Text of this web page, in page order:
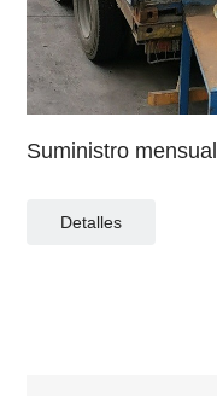
Suministro mensual
Detalles